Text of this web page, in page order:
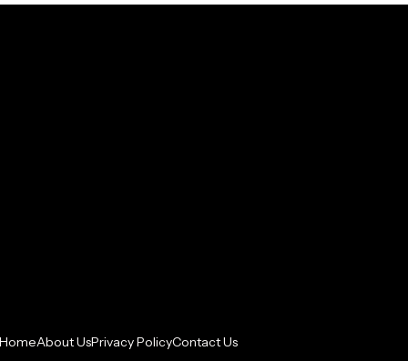
HomeAbout UsPrivacy PolicyContact Us